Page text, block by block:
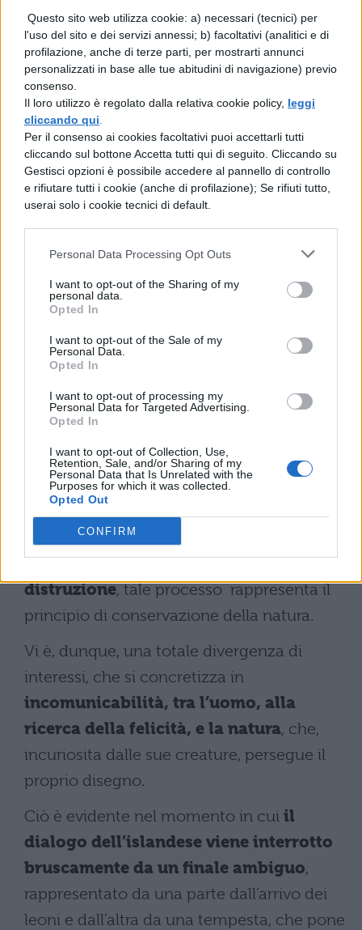
Questo sito web utilizza cookie: a) necessari (tecnici) per
l'uso del sito e dei servizi annessi; b) facoltativi (analitici e di
profilazione, anche di terze parti, per mostrarti annunci
personalizzati in base alle tue abitudini di navigazione) previo
consenso.
Il loro utilizzo è regolato dalla relativa cookie policy, leggi
cliccando qui
Per il consenso ai cookies facoltativi puoi accettarli tutti
cliccando sul bottone Accetta tutti qui di seguito. Cliccando su
Gestisci opzioni è possibile accedere al pannello di controllo
e rifiutare tutti i cookie (anche di profilazione); Se rifiuti tutto,
userai solo i cookie tecnici di default.
Personal Data Processing Opt Outs
I want to opt-out of the Sharing of my
personal data.
Opted In
I want to opt-out of the Sale of my
Personal Data.
Opted In
I want to opt-out of processing my
Personal Data for Targeted Advertising.
Opted In
I want to opt-out of Collection, Use,
Retention, Sale, and/or Sharing of my
Personal Data that Is Unrelated with the
Purposes for which it was collected.
Opted Out
CONFIRM
pessimismo, in base alla quale tutti gli
esseri viventi devono patire le sofferenze di
natura. Ciò traspare anche dal fatto che il
protagonista del dialogo sia un islandese,
abitante di un luogo lontano rispetto alla
Recanati del poeta, ma non per questo
esonerato dal subire i tormenti della
natura, rappresentati da una parte
dall’ostilità degli uomini e dall’altra dalla
incolumità naturale.
Ostacolato dalla natura nel portare a
termine il suo viaggio di fuga dall’infelicità
della propria terra, egli e diviene
consapevole dell’
di sofferenza dell’uomo, determinata non
tanto da accanimento da parte della natura
quanto dalla sua indifferenza nei confronti
delle vicende umane.
Infatti, partendo da una concezione
meccanicistica, secondo cui l
perpetuo circuito di produzione e
distruzione, tale processo rappresenta il
principio di conservazione della natura.
Vi è, dunque, una totale divergenza di
interessi, che si concretizza in
incomunicabilità, tra l’uomo, alla
ricerca della felicità, e la natura, che,
incuriosita dalle sue creature, persegue il
proprio disegno.
Ciò è evidente nel momento in cui il
dialogo dell’islandese viene interrotto
bruscamente da un finale ambiguo,
rappresentato da una parte dall’arrivo dei
leoni e dall’altra da una tempesta, che pone